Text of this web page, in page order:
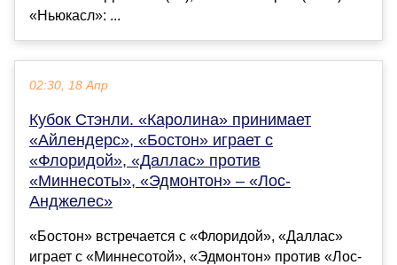
«Ньюкасл»: ...
02:30, 18 Апр
Кубок Стэнли. «Каролина» принимает
«Айлендерс», «Бостон» играет с
«Флоридой», «Даллас» против
«Миннесоты», «Эдмонтон» – «Лос-
Анджелес»
«Бостон» встречается с «Флоридой», «Даллас»
играет с «Миннесотой», «Эдмонтон» против «Лос-